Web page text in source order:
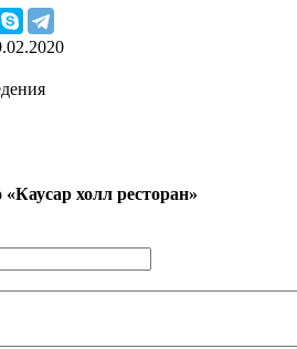
холл ресторан»